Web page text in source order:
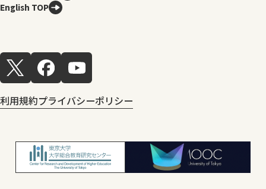
English TOP
利用規約プライバシーポリシー